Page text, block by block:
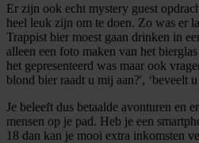
Er zijn ook echt mystery guest
heel leuk zijn om te doen. Zo was er
Trappist bier moest gaan drinken in
alleen een foto maken van het
het gepresenteerd was maar ook
blond bier raadt u mij aan?', ‘beveelt
Je beleeft dus betaalde avonturen en
mensen op je pad. Heb je een
18 dan kan je mooi extra inkomsten